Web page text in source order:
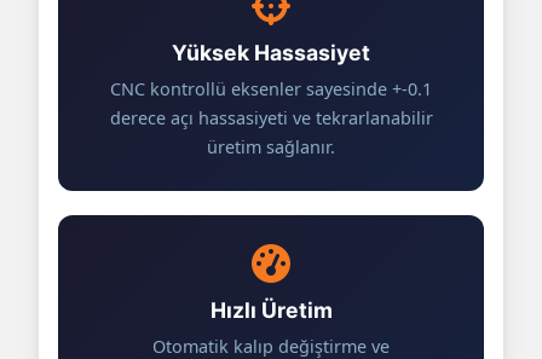
Yüksek Hassasiyet
CNC kontrollü eksenler sayesinde +-0.1
derece açı hassasiyeti ve tekrarlanabilir
üretim sağlanır.
Hızlı Üretim
Otomatik kalıp değiştirme ve